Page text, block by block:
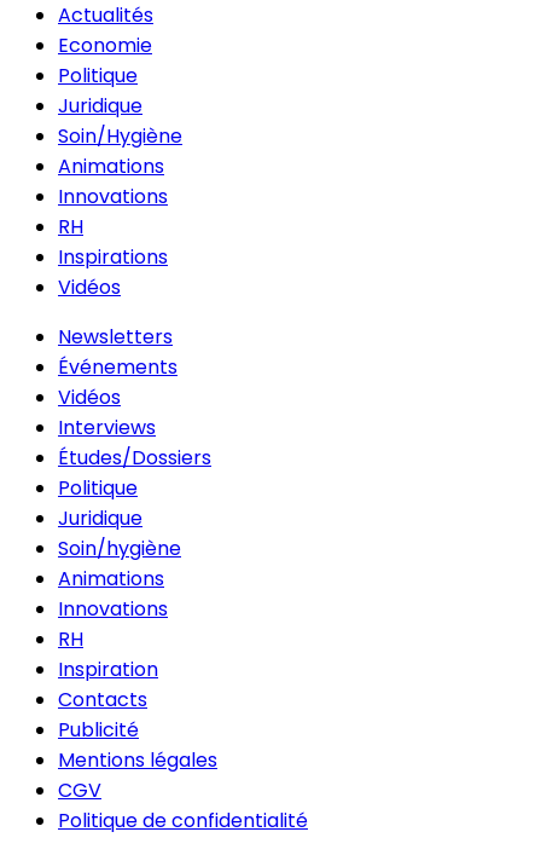
Actualités
Economie
Politique
Juridique
Soin/Hygiène
Animations
Innovations
RH
Inspirations
Vidéos
Newsletters
Événements
Vidéos
Interviews
Études/Dossiers
Politique
Juridique
Soin/hygiène
Animations
Innovations
RH
Inspiration
Contacts
Publicité
Mentions légales
CGV
Politique de confidentialité